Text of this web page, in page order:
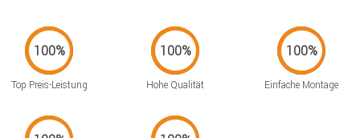
Top Preis-Leistung Hohe Qualität Einfache Montage